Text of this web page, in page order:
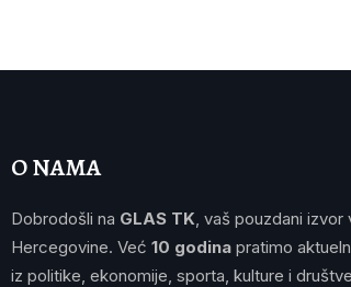
O NAMA
Dobrodošli na GLAS TK, vaš pouzdani izvor
Hercegovine. Već 10 godina pratimo
iz politike, ekonomije, sporta, kulture i